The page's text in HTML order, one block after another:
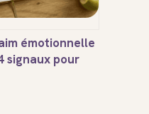
émotionnelle
signaux pour